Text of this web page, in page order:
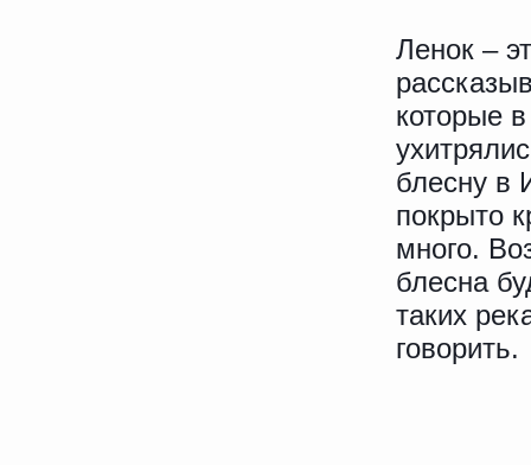
Ленок –
которые
блесну в
покрыто
много.
блесна
таких
говорить.